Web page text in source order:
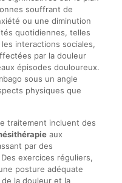
souffrant de
ou une diminution
quotidiennes, telles
interactions sociales,
par la douleur
épisodes douloureux.
sous un angle
physiques que
traitement incluent des
aux
par des
exercices réguliers,
posture adéquate
la douleur et la